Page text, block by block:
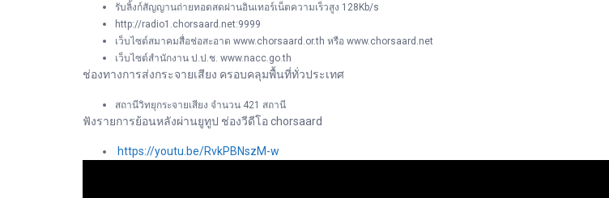
รับลิ้งก์สัญญานถ่ายทอดสดผ่านอินเทอร์เน็ตความเร็วสูง 128Kb/s
http://radio1.chorsaard.net:9999
เว็บไซต์สมาคมสื่อช่อสะอาด www.chorsaard.or.th หรือ www.chorsaard.net
เว็บไซต์สำนักงาน ป.ป.ช. www.nacc.go.th
ช่องทางการส่งกระจายเสียง ครอบคลุมพื้นที่ทั่วประเทศ
สถานีวิทยุกระจายเสียง จำนวน 421 สถานี
ฟังรายการย้อนหลังผ่านยูทูป ช่องวีดีโอ chorsaard
https://youtu.be/RvkPBNszM-w